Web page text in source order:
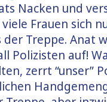
Nacken und
Frauen sich
der Treppe. Anat
Polizisten auf!
zerrt “unser”